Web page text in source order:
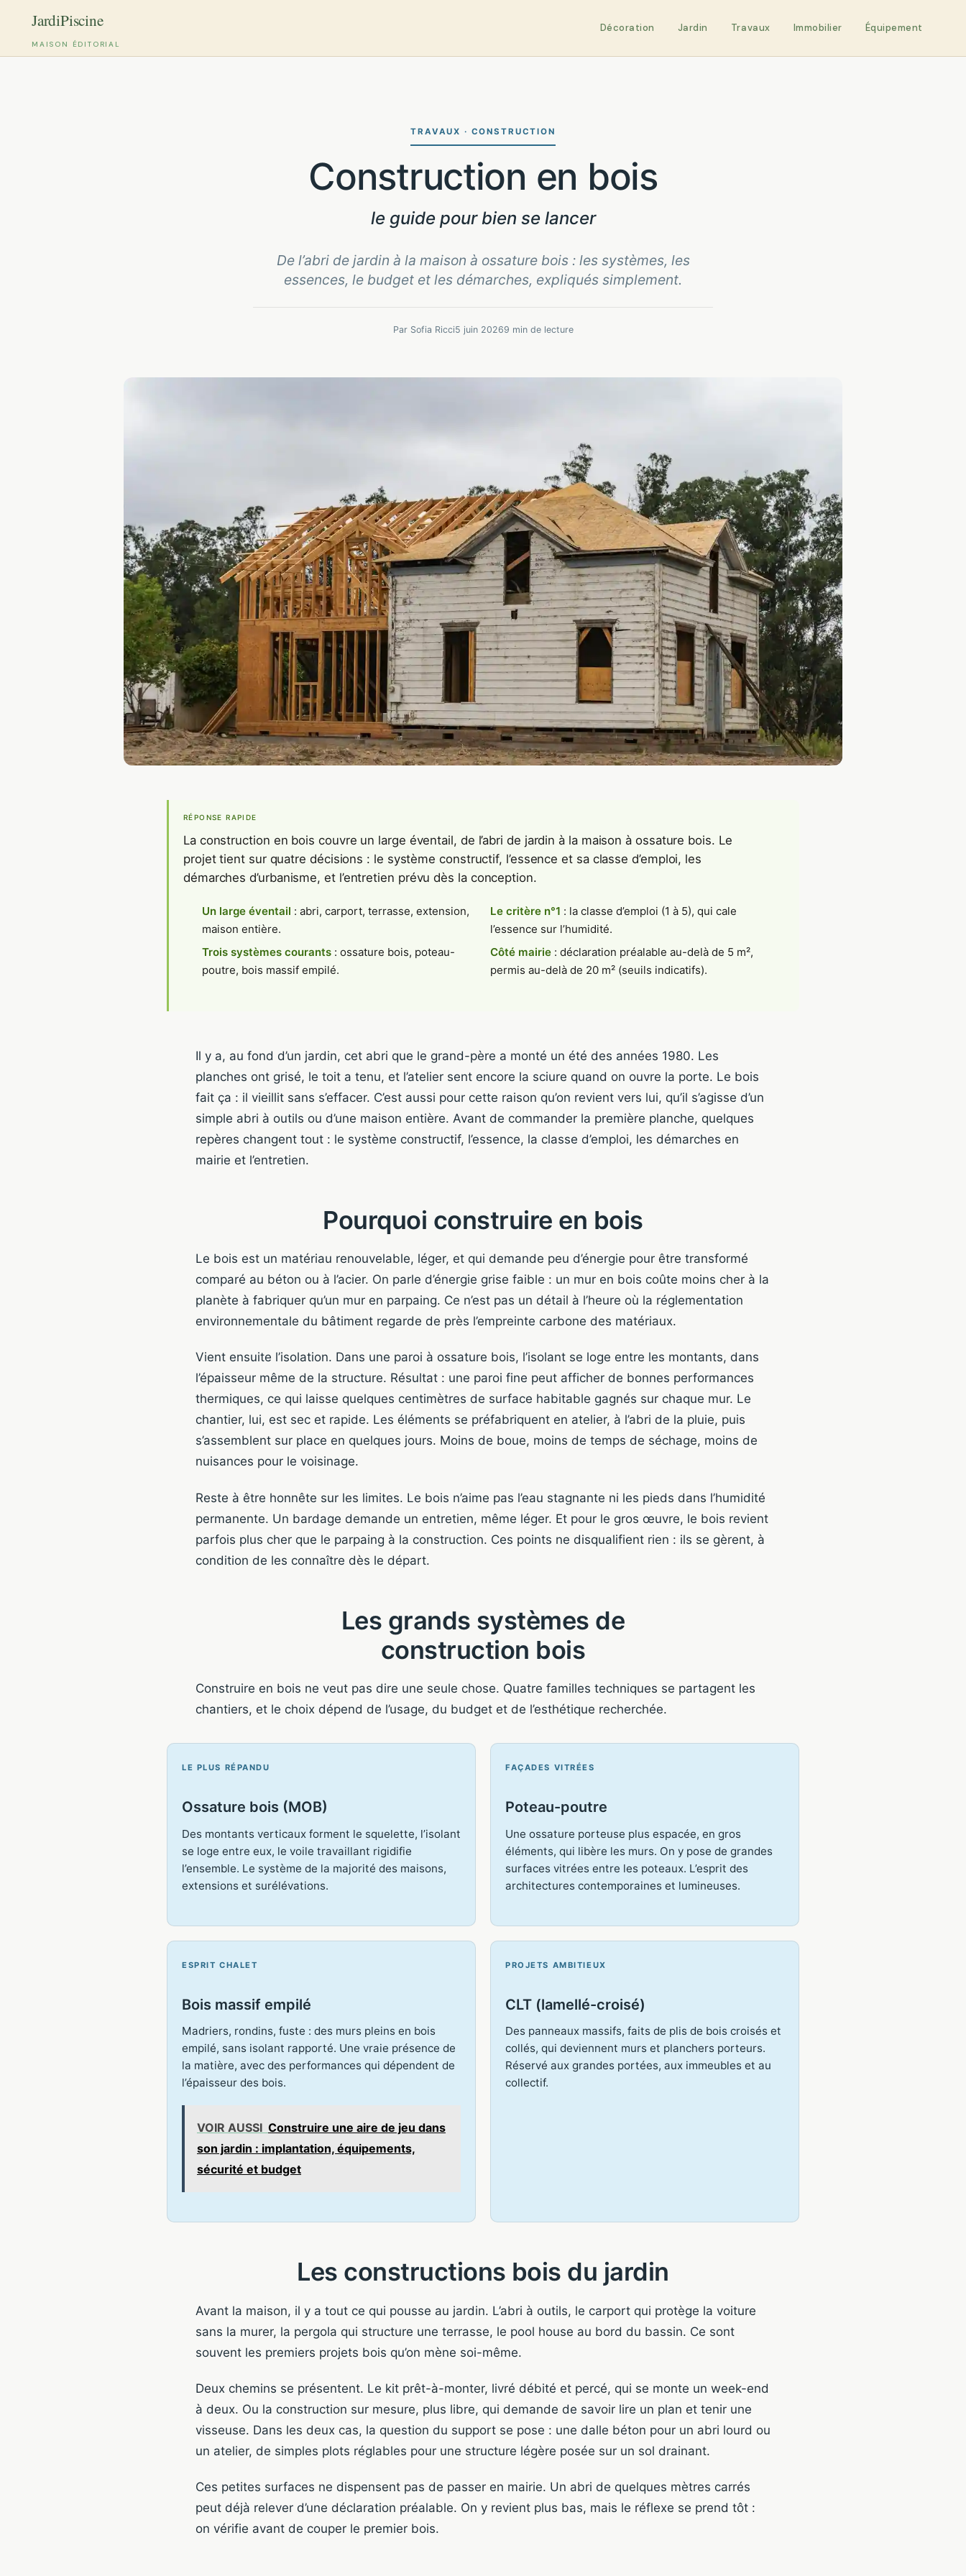
MAISON ÉDITORIAL
Décoration Jardin Travaux Immobilier Équipement
TRAVAUX · CONSTRUCTION
Construction en bois
le guide pour bien se lancer
De l’abri de jardin à la maison à ossature bois : les systèmes, les
essences, le budget et les démarches, expliqués simplement.
Par Sofia Ricci5 juin 20269 min de lecture
RÉPONSE RAPIDE
La construction en bois couvre un large éventail, de l’abri de jardin à la maison à ossature bois. Le
projet tient sur quatre décisions : le système constructif, l’essence et sa classe d’emploi, les
démarches d’urbanisme, et l’entretien prévu dès la conception.
Un large éventail : abri, carport, terrasse, extension,
maison entière.
Trois systèmes courants: ossature bois, poteau-
poutre, bois massif empilé.
Le critère n°1 : la classe d’emploi (1 à 5), qui cale
l’essence sur l’humidité.
Côté mairie: déclaration préalable au-delà de 5 m²,
permis au-delà de 20 m² (seuils indicatifs).
Il y a, au fond d’un jardin, cet abri que le grand-père a monté un été des années 1980. Les
planches ont grisé, le toit a tenu, et l’atelier sent encore la sciure quand on ouvre la porte. Le bois
fait ça : il vieillit sans s’effacer. C’est aussi pour cette raison qu’on revient vers lui, qu’il s’agisse d’un
simple abri à outils ou d’une maison entière. Avant de commander la première planche, quelques
repères changent tout : le système constructif, l’essence, la classe d’emploi, les démarches en
mairie et l’entretien.
Pourquoi construire en bois
Le bois est un matériau renouvelable, léger, et qui demande peu d’énergie pour être transformé
comparé au béton ou à l’acier. On parle d’énergie grise faible : un mur en bois coûte moins cher à la
planète à fabriquer qu’un mur en parpaing. Ce n’est pas un détail à l’heure où la réglementation
environnementale du bâtiment regarde de près l’empreinte carbone des matériaux.
Vient ensuite l’isolation. Dans une paroi à ossature bois, l’isolant se loge entre les montants, dans
l’épaisseur même de la structure. Résultat : une paroi fine peut afficher de bonnes performances
thermiques, ce qui laisse quelques centimètres de surface habitable gagnés sur chaque mur. Le
chantier, lui, est sec et rapide. Les éléments se préfabriquent en atelier, à l’abri de la pluie, puis
s’assemblent sur place en quelques jours. Moins de boue, moins de temps de séchage, moins de
nuisances pour le voisinage.
Reste à être honnête sur les limites. Le bois n’aime pas l’eau stagnante ni les pieds dans l’humidité
permanente. Un bardage demande un entretien, même léger. Et pour le gros œuvre, le bois revient
parfois plus cher que le parpaing à la construction. Ces points ne disqualifient rien : ils se gèrent, à
condition de les connaître dès le départ.
Les grands systèmes de
construction bois
Construire en bois ne veut pas dire une seule chose. Quatre familles techniques se partagent les
chantiers, et le choix dépend de l’usage, du budget et de l’esthétique recherchée.
LE PLUS RÉPANDU
Ossature bois (MOB)
Des montants verticaux forment le squelette, l’isolant
se loge entre eux, le voile travaillant rigidifie
l’ensemble. Le système de la majorité des maisons,
extensions et surélévations.
FAÇADES VITRÉES
Poteau-poutre
Une ossature porteuse plus espacée, en gros
éléments, qui libère les murs. On y pose de grandes
surfaces vitrées entre les poteaux. L’esprit des
architectures contemporaines et lumineuses.
ESPRIT CHALET
Bois massif empilé
Madriers, rondins, fuste : des murs pleins en bois
empilé, sans isolant rapporté. Une vraie présence de
la matière, avec des performances qui dépendent de
l’épaisseur des bois.
VOIR AUSSI Construire une aire de jeu dans
son jardin : implantation, équipements,
sécurité et budget
PROJETS AMBITIEUX
CLT (lamellé-croisé)
Des panneaux massifs, faits de plis de bois croisés et
collés, qui deviennent murs et planchers porteurs.
Réservé aux grandes portées, aux immeubles et au
collectif.
Les constructions bois du jardin
Avant la maison, il y a tout ce qui pousse au jardin. L’abri à outils, le carport qui protège la voiture
sans la murer, la pergola qui structure une terrasse, le pool house au bord du bassin. Ce sont
souvent les premiers projets bois qu’on mène soi-même.
Deux chemins se présentent. Le kit prêt-à-monter, livré débité et percé, qui se monte un week-end
à deux. Ou la construction sur mesure, plus libre, qui demande de savoir lire un plan et tenir une
visseuse. Dans les deux cas, la question du support se pose : une dalle béton pour un abri lourd ou
un atelier, de simples plots réglables pour une structure légère posée sur un sol drainant.
Ces petites surfaces ne dispensent pas de passer en mairie. Un abri de quelques mètres carrés
peut déjà relever d’une déclaration préalable. On y revient plus bas, mais le réflexe se prend tôt :
on vérifie avant de couper le premier bois.